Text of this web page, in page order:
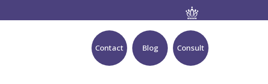
Consult
Blog
Contact